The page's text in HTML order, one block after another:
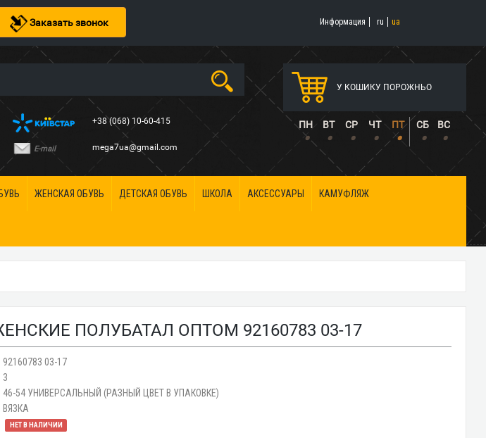
Заказать звонок Информация ru ua
+38 (068) 10-60-415
E-mail mega7ua@gmail.com
У КОШИКУ ПОРОЖНЬО
ПН ВТ СР ЧТ ПТ СБ ВС
• • • • • • •
ЖЕНСКАЯ ОБУВЬ ДЕТСКАЯ ОБУВЬ ШКОЛА АКСЕССУАРЫ КАМУФЛЯЖ
ПОЛУБАТАЛ ОПТОМ 92160783 03-17
92160783 03-17
3
46-54 УНИВЕРСАЛЬНЫЙ (РАЗНЫЙ ЦВЕТ В УПАКОВКЕ)
ВЯЗКА
НЕТ В НАЛИЧИИ